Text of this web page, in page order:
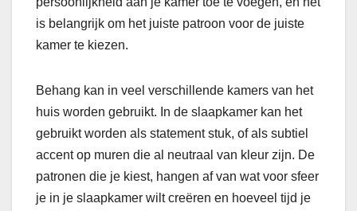
is belangrijk om het juiste patroon voor de juiste
kamer te kiezen.
Behang kan in veel verschillende kamers van het
huis worden gebruikt. In de slaapkamer kan het
gebruikt worden als statement stuk, of als subtiel
accent op muren die al neutraal van kleur zijn. De
patronen die je kiest, hangen af van wat voor sfeer
je in je slaapkamer wilt creëren en hoeveel tijd je